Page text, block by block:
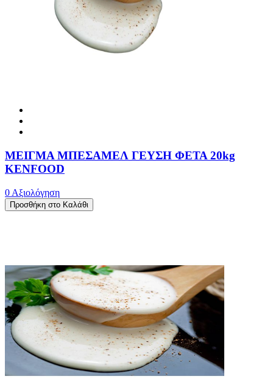
ΜΕΙΓΜΑ ΜΠΕΣΑΜΕΛ ΓΕΥΣΗ ΦΕΤΑ 20kg
KENFOOD
0 Αξιολόγηση
Προσθήκη στο Καλάθι